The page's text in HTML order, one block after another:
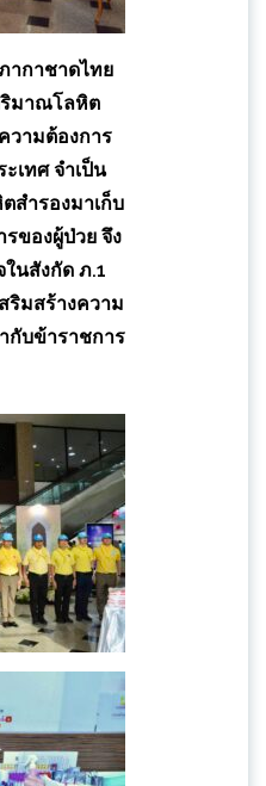
กาชาดไทย
ริมาณโลหิต
วามต้องการ
เทศ จำเป็น
สำรองมาเก็บ
ของผู้ป่วย จึง
นสังกัด ภ.1
ริมสร้างความ
กับข้าราชการ